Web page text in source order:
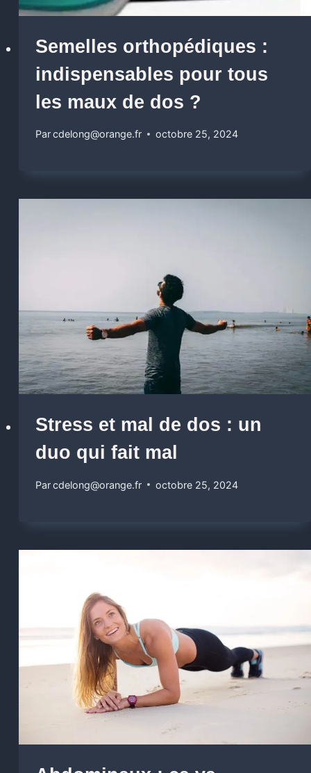
Semelles orthopédiques :
indispensables pour tous
les maux de dos ?
Parcdelong@orange.fr octobre 25, 2024
Stress et mal de dos : un
duo qui fait mal
Parcdelong@orange.fr octobre 25, 2024